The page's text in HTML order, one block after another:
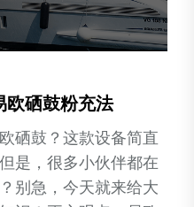
硒鼓粉充法
硒鼓？这款设备简直
是，很多小伙伴都在
别急，今天就来给大